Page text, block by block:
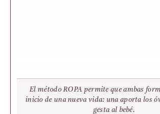
El método ROPA permite que ambas
inicio de una nueva vida: una aporta los
gesta al bebé.